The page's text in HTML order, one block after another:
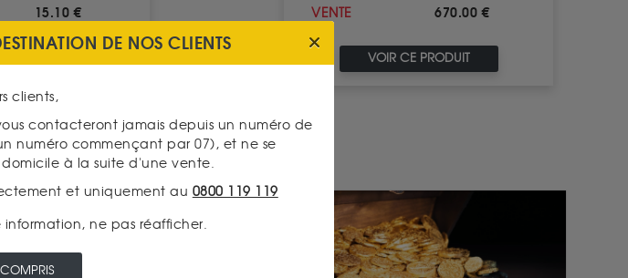
15.10 € VENTE 670.00 €
VOIR CE PRODUIT
DE NOS CLIENTS
clients,
contacteront jamais depuis un numéro de
numéro commençant par 07), et ne se
à la suite d'une vente.
et uniquement au 0800 119 119
ne pas réafficher.